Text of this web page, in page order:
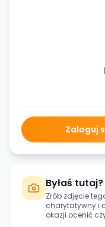
Zaloguj
Byłaś
Zrób zdjęcie
charytatywnyi
okazji ocenić